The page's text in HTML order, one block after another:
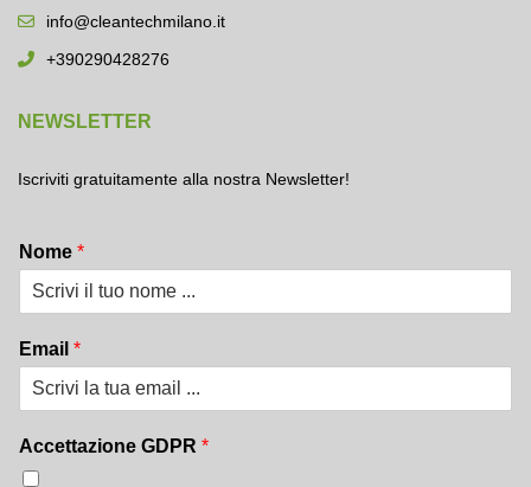
info@cleantechmilano.it
+390290428276
NEWSLETTER
Iscriviti gratuitamente alla nostra Newsletter!
Nome *
Email *
Accettazione GDPR *